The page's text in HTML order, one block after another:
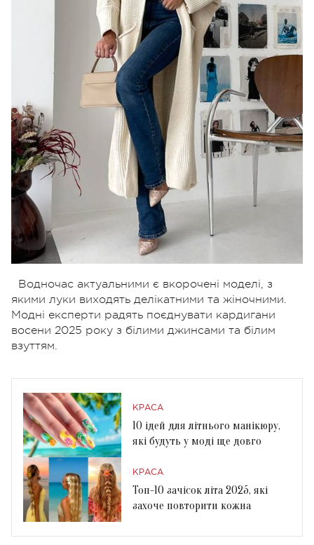
Водночас актуальними є вкорочені моделі, з
якими луки виходять делікатними та жіночними.
Модні експерти радять поєднувати кардигани
восени 2025 року з білими джинсами та білим
взуттям.
КРАСА
10 ідей для літнього манікюру,
які будуть у моді ще довго
КРАСА
Топ-10 зачісок літа 2025, які
захоче повторити кожна